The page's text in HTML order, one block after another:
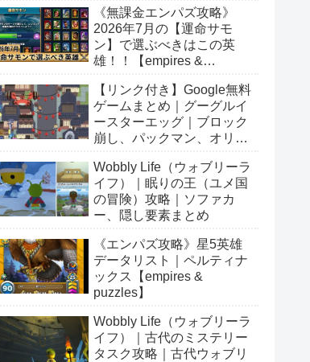
《無課金エンパズ攻略》
2026年7月の【運命サモ
ン】で選ぶべきはこの英
雄！！【empires &
【リンク付き】Google無料
ゲームまとめ｜グーグルイ
ースターエッグ｜ブロック
崩し、パックマン、オリン
Wobbly Life（ウォブリーラ
イフ）｜眠りの王（ユメ国
の冒険）攻略｜ソファカ
ー、隠し要素まとめ
《エンパズ攻略》星5英雄
データリスト｜ペルティナ
ックス【empires &
puzzles】
Wobbly Life（ウォブリーラ
イフ）｜古代のミステリー
タスク攻略｜古代ウォブリ